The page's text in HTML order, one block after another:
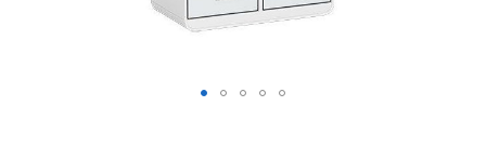
Digilock JuiceBar - 10 vakken